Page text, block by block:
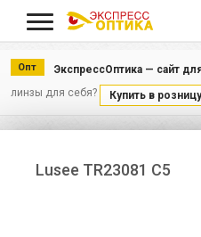
Опт ЭкспрессОптика — сайт
линзы для себя?
Купить в
Lusee TR23081 C5